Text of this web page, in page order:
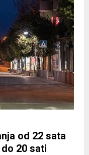
od 22 sata
20 sati